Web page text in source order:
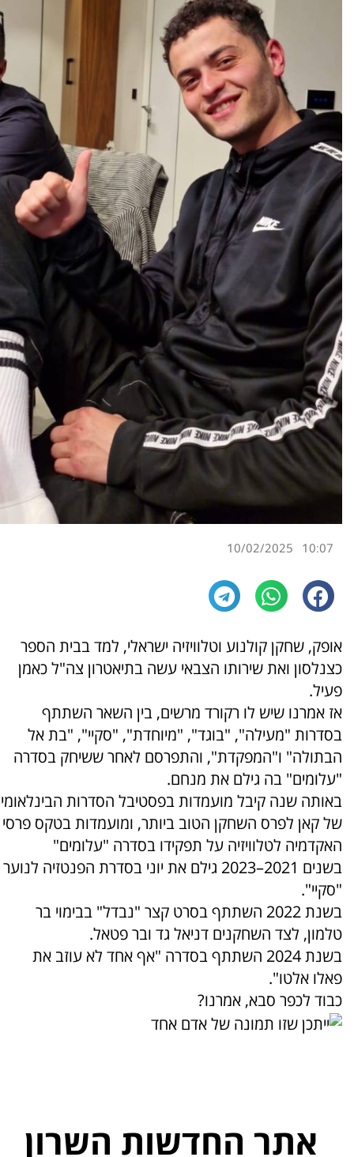
10:07
10/02/2025
אופק, שחקן קולנוע וטלוויזיה ישראלי, למד בבית הספר
כצנלסון ואת שירותו הצבאי עשה בתיאטרון צה"ל כאמן
פעיל.
אז אמרנו שיש לו רקורד מרשים, בין השאר השתתף
בסדרות "מעילה", "בוגד", "מיוחדת", "סקיי", "בת אל
הבתולה" ו"המפקדת", והתפרסם לאחר ששיחק בסדרה
"עלומים" בה גילם את מנחם.
באותה שנה קיבל מועמדות בפסטיבל הסדרות הבינלאומי
של קאן לפרס השחקן הטוב ביותר, ומועמדות בטקס פרסי
האקדמיה לטלוויזיה על תפקידו בסדרה "עלומים"
בשנים 2021–2023 גילם את יוני בסדרת הפנטזיה לנוער
"סקיי".
בשנת 2022 השתתף בסרט קצר "נבדל" בבימוי בר
טלמון, לצד השחקנים דניאל גד ובר פטאל.
בשנת 2024 השתתף בסדרה "אף אחד לא עוזב את
פאלו אלטו".
כבוד לכפר סבא, אמרנו?
אתר החדשות השרון